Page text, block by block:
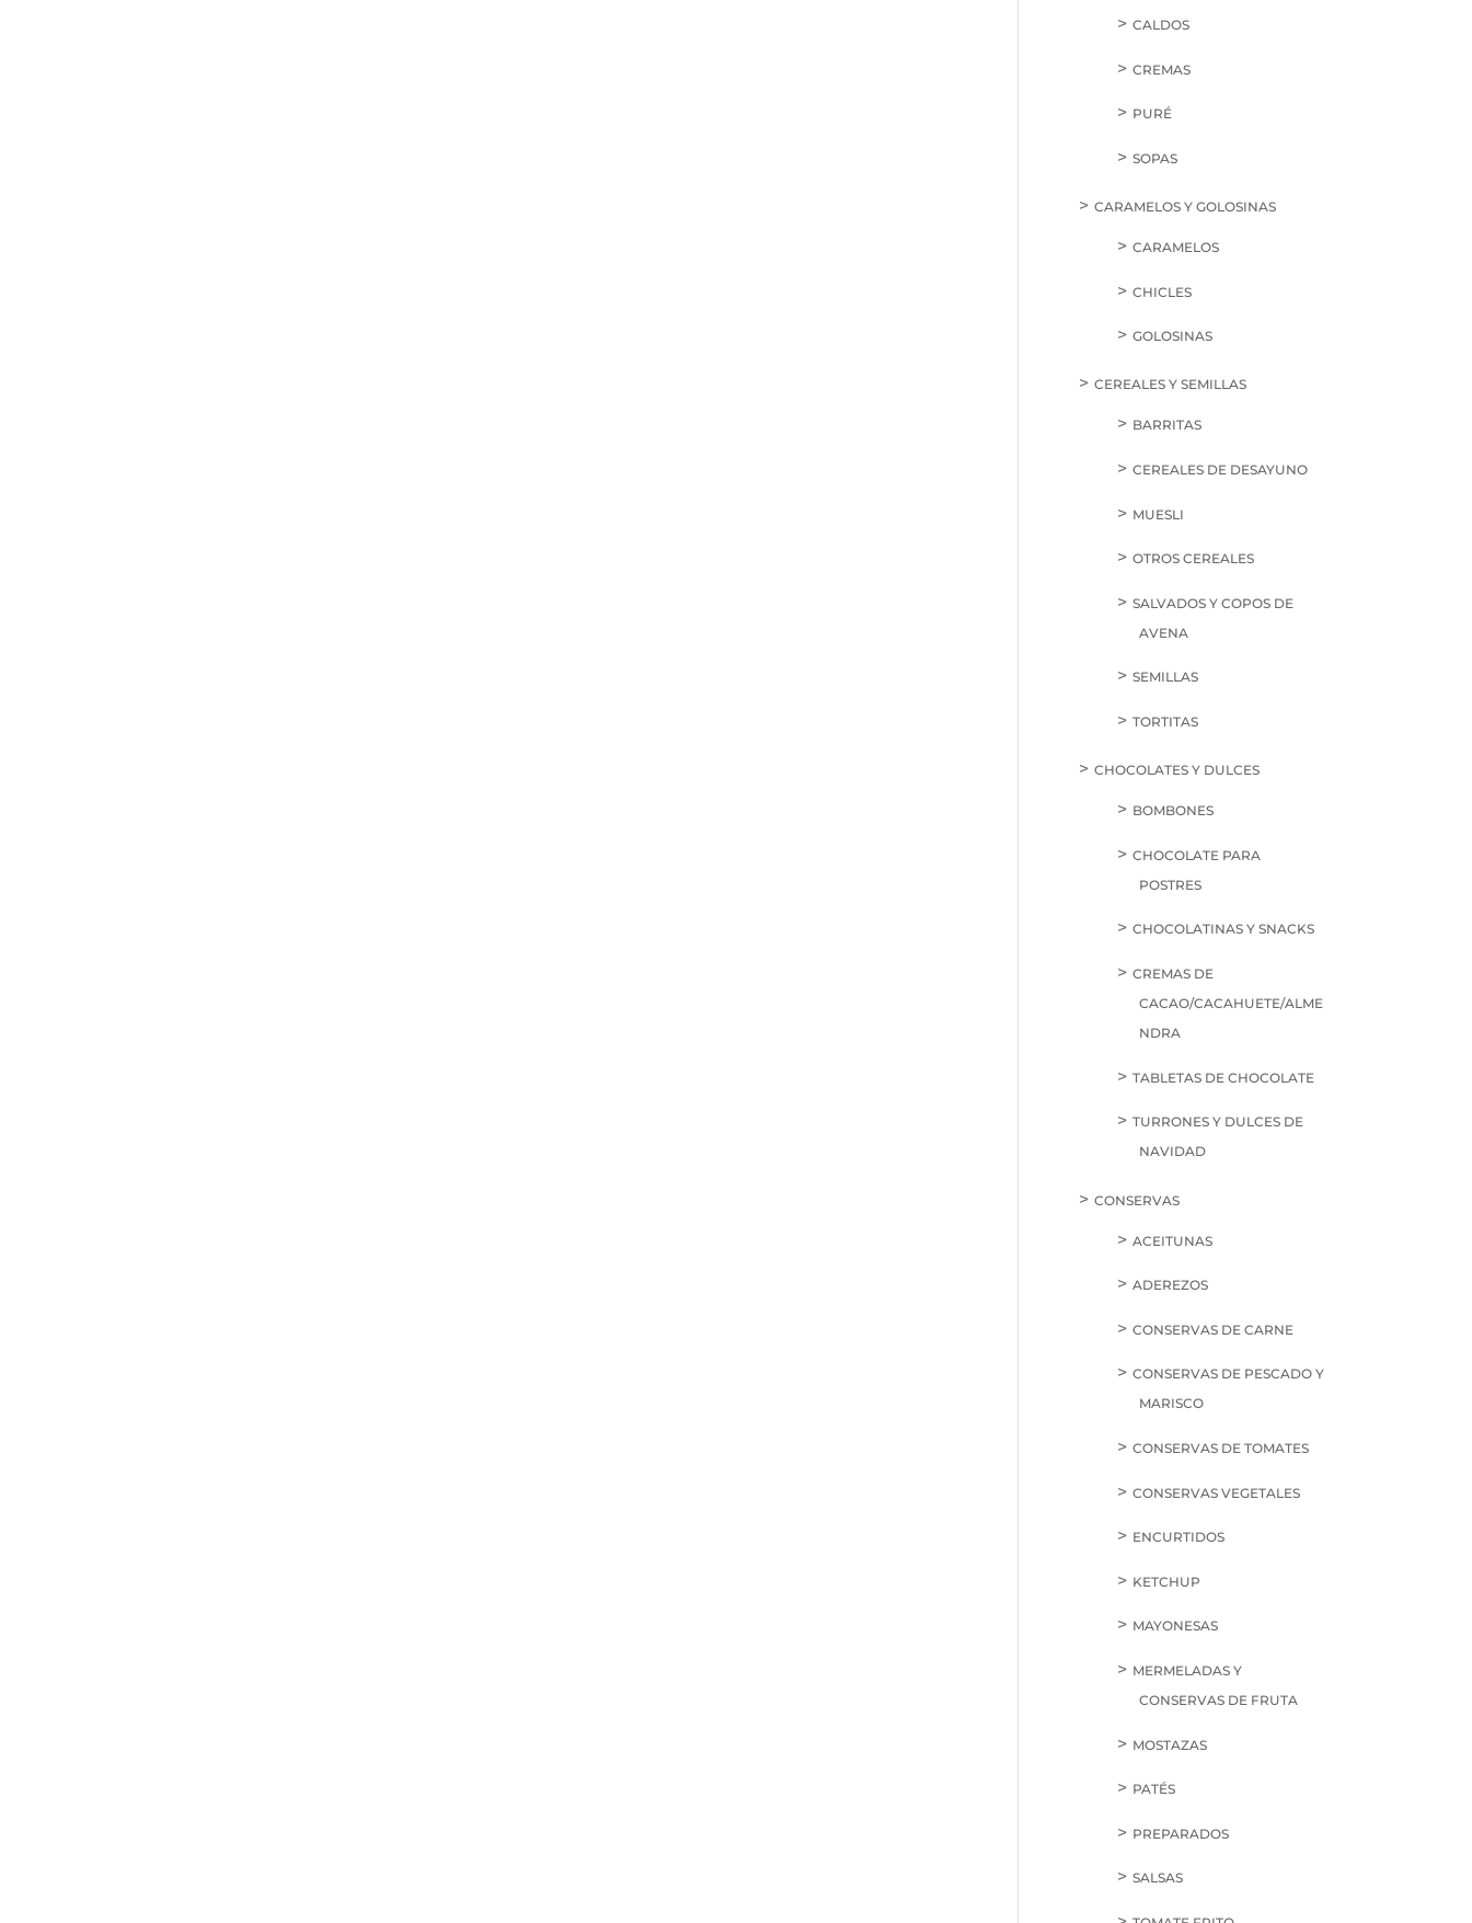
CALDOS
CREMAS
PURÉ
SOPAS
CARAMELOS Y GOLOSINAS
CARAMELOS
CHICLES
GOLOSINAS
CEREALES Y SEMILLAS
BARRITAS
CEREALES DE DESAYUNO
MUESLI
OTROS CEREALES
SALVADOS Y COPOS DE
AVENA
SEMILLAS
TORTITAS
CHOCOLATES Y DULCES
BOMBONES
CHOCOLATE PARA
POSTRES
CHOCOLATINAS Y SNACKS
CREMAS DE
CACAO/CACAHUETE/ALME
NDRA
TABLETAS DE CHOCOLATE
TURRONES Y DULCES DE
NAVIDAD
CONSERVAS
ACEITUNAS
ADEREZOS
CONSERVAS DE CARNE
CONSERVAS DE PESCADO Y
MARISCO
CONSERVAS DE TOMATES
CONSERVAS VEGETALES
ENCURTIDOS
KETCHUP
MAYONESAS
MERMELADAS Y
CONSERVAS DE FRUTA
MOSTAZAS
PATÉS
PREPARADOS
SALSAS